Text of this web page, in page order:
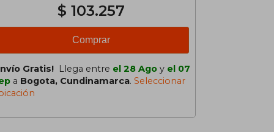
$ 103.257
Comprar
Gratis! Llega entre el 28 Ago y el 07
a Bogota, Cundinamarca. Seleccionar